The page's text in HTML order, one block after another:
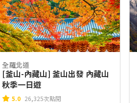
全羅北道
[釜山-內藏山] 釜山出發 內藏山
秋季一日遊
5.0 26,325次點閱